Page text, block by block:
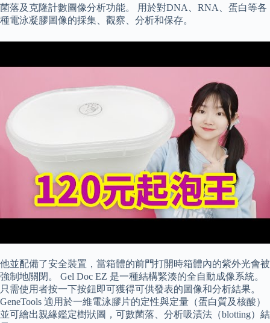
菌落及克隆計數圖像分析功能。 用於對DNA、RNA、蛋白等各
種電泳凝膠圖像的採集、觀察、分析和保存。
他並配備了安全裝置，當箱體的前門打開時箱體內的紫外光會被
強制地關閉。 Gel Doc EZ 是一種結構緊湊的全自動成像系統。
只需使用者按一下按鈕即可獲得可供發表的圖像和分析結果。
GeneTools 適用於一維電泳膠片的定性與定量（蛋白質及核酸）
並可繪出親緣鑑定樹狀圖，可數菌落、分析吸漬法（blotting）結